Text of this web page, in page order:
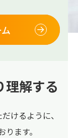
理解する
けるように、
ます。